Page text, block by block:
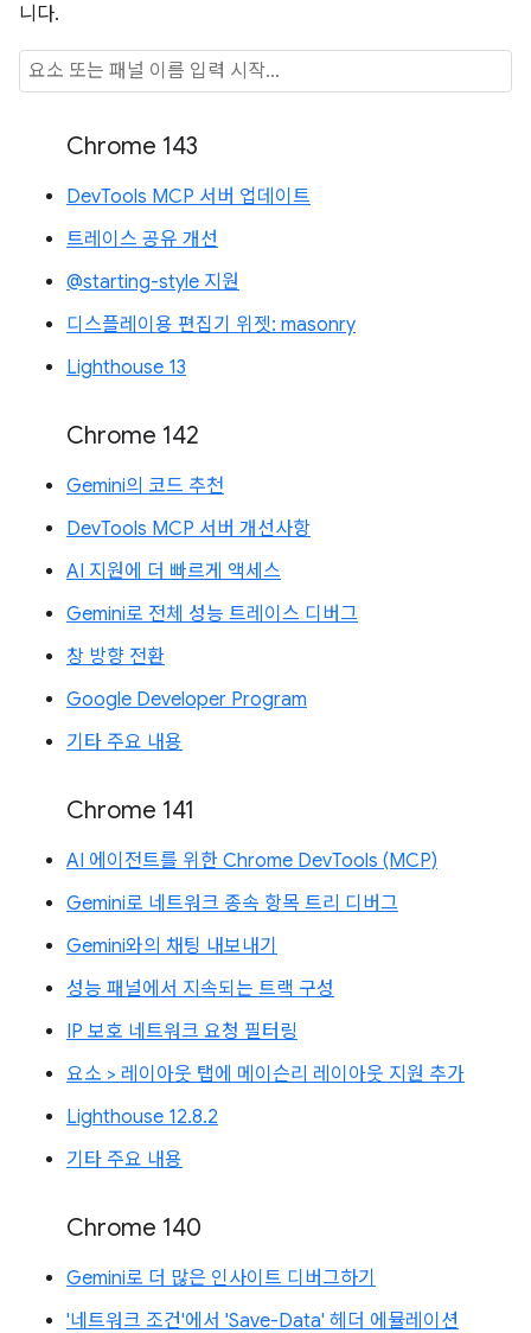
니다.
Chrome 143
DevTools MCP 서버 업데이트
트레이스 공유 개선
@starting-style 지원
디스플레이용 편집기 위젯: masonry
Lighthouse 13
Chrome 142
Gemini의 코드 추천
DevTools MCP 서버 개선사항
AI 지원에 더 빠르게 액세스
Gemini로 전체 성능 트레이스 디버그
창 방향 전환
Google Developer Program
기타 주요 내용
Chrome 141
AI 에이전트를 위한 Chrome DevTools (MCP)
Gemini로 네트워크 종속 항목 트리 디버그
Gemini와의 채팅 내보내기
성능 패널에서 지속되는 트랙 구성
IP 보호 네트워크 요청 필터링
요소 > 레이아웃 탭에 메이슨리 레이아웃 지원 추가
Lighthouse 12.8.2
기타 주요 내용
Chrome 140
Gemini로 더 많은 인사이트 디버그하기
'네트워크 조건'에서 'Save-Data' 헤더 에뮬레이션